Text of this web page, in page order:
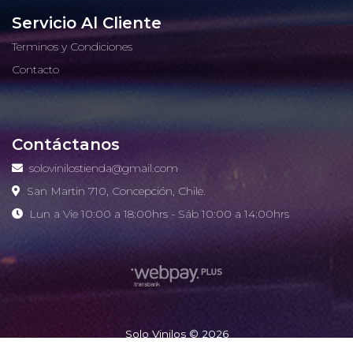
Servicio Al Cliente
Terminos y Condiciones
Contacto
Contáctanos
solovinilostienda@gmail.com
San Martin 710, Concepción, Chile.
Lun a Vie 10:00 a 18:00hrs - Sáb 10:00 a 14:00hrs
Solo Vinilos © 2026